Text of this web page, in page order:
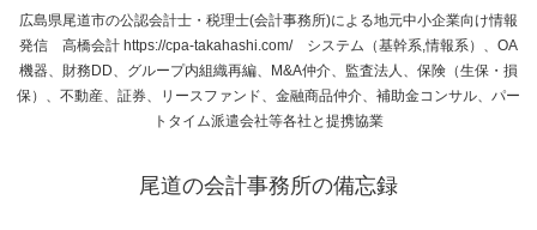
広島県尾道市の公認会計士・税理士(会計事務所)による地元中小企業向け情報
発信 高橋会計 https://cpa-takahashi.com/ システム（基幹系,情報系）、OA
機器、財務DD、グループ内組織再編、M&A仲介、監査法人、保険（生保・損
保）、不動産、証券、リースファンド、金融商品仲介、補助金コンサル、パー
トタイム派遣会社等各社と提携協業
尾道の会計事務所の備忘録